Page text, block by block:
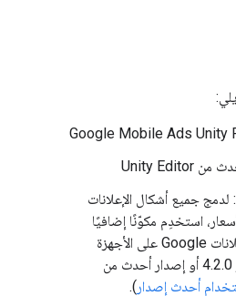
Google Mobile Ads
جميع أشكال الإعلانات
استخدِم مكوّنًا إضافيًا
للوساطة في &quot;إعلانات Google على الأجهزة
الجوّالة&quot; للإصدار 4.2.0 أو إصدار أحدث من
أحدث إصدار).